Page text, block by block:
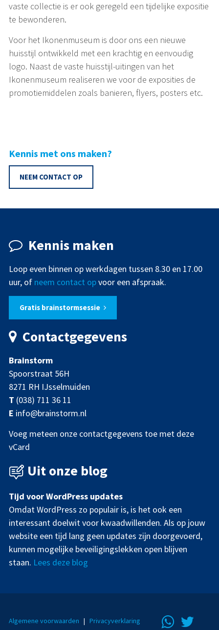
vaste collectie is er ook geregeld een tijdelijke expositie
te bewonderen.
Voor het Ikonenmuseum is door ons een nieuwe
huisstijl ontwikkeld met een krachtig en eenvoudig
logo. Naast de vaste huisstijl-uitingen van het
Ikonenmuseum realiseren we voor de exposities de
promotiemiddelen zoals banieren, flyers, posters etc.
Kennis met ons maken?
NEEM CONTACT OP
Kennis maken
Loop even binnen op werkdagen tussen 8.30 en 17.00
uur, of neem contact opvoor een afspraak.
Gratis brainstormsessie
Contactgegevens
Brainstorm
Spoorstraat 56H
8271 RH IJsselmuiden
T (038) 711 36 11
E info@brainstorm.nl
Voeg meteen onze contactgegevens toe met deze
vCard
Uit onze blog
Tijd voor WordPress updates
Omdat WordPress zo populair is, is het ook een
interessant doelwit voor kwaadwillenden. Als op jouw
website een tijd lang geen updates zijn doorgevoerd,
kunnen mogelijke beveiligingslekken open blijven
staan. Lees deze blog
Algemene voorwaarden | Privacyverklaring